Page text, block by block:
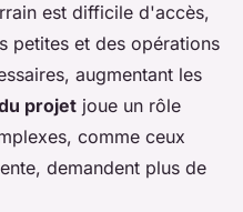
est difficile d'accès,
petites et des opérations
augmentant les
projet joue un rôle
comme ceux
demandent plus de